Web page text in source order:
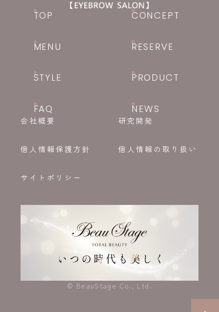
TOP CONCEPT
MENU RESERVE
STYLE PRODUCT
FAQ NEWS
会社概要 研究開発
個人情報保護方針 個人情報の取り扱い
サイトポリシー
© BeauStage Co., Ltd.